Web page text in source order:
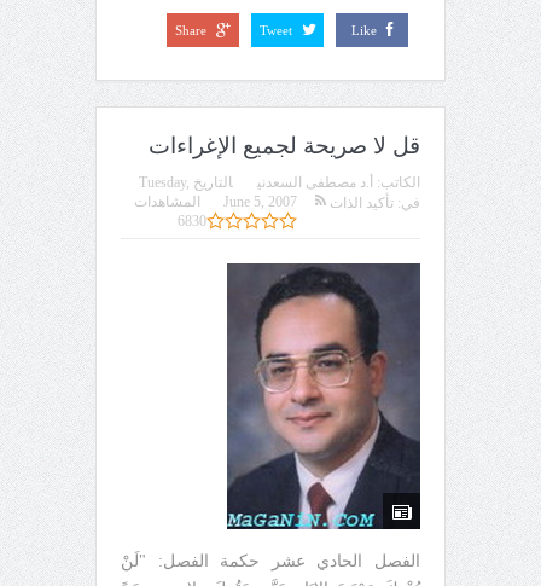
Like
Tweet
Share
قل لا صريحة لجميع الإغراءات
الكاتب: أ.د مصطفى السعدني التاريخ Tuesday,
June 5, 2007
في: تأكيد الذات
المشاهدات
6830
الفصل الحادي عشر حكمة الفصل: "لَنْ